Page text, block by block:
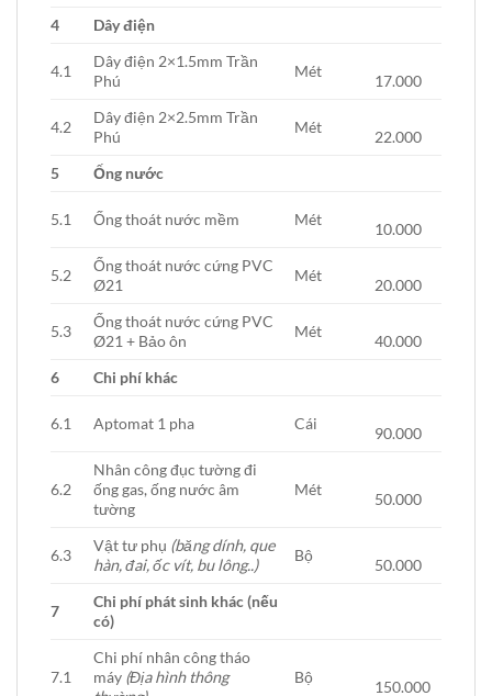
4 Dây điện
4.1
Dây điện 2×1.5mm Trần
Phú
Mét
17.000
4.2
Dây điện 2×2.5mm Trần
Phú
Mét
22.000
5
Ống nước
5.1 Ống thoát nước mềm Mét
10.000
5.2
Ống thoát nước cứng PVC
Ø21
Mét
20.000
5.3
Ống thoát nước cứng PVC
Ø21 + Bảo ôn
Mét
40.000
6
Chi phí khác
6.1 Aptomat 1 pha Cái
90.000
6.2
Nhân công đục tường đi
ống gas, ống nước âm
tường
Mét
50.000
6.3
Vật tư phụ (băng dính, que
hàn, đai, ốc vít, bu lông..)
Bộ
50.000
7
Chi phí phát sinh khác (nếu
có)
7.1
Chi phí nhân công tháo
máy (Địa hình thông
Bộ
150.000